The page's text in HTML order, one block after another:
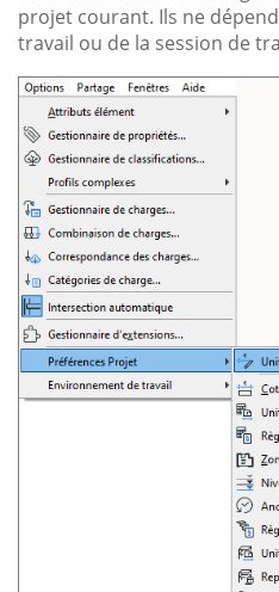
projet courant. Ils ne
travail ou de la session de